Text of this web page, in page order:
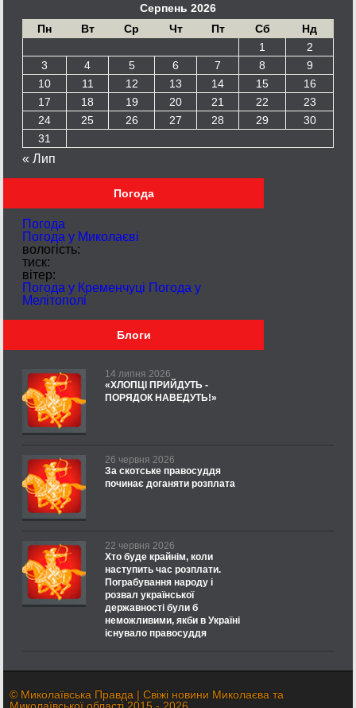
Серпень 2026
Пн
Вт Ср Чт Пт Сб
Нд
1
2
3
4 5 6 7 8
9
10
11 12 13 14 15
16
17
18 19 20 21 22
23
24
25 26 27 28 29
30
31
« Лип
Погода
Погода
Погода у Миколаєві
вологість:
тиск:
вітер:
Погода у Кременчуці Погода у
Мелітополі
Блоги
14 липня 2026
«ХЛОПЦІ ПРИЙДУТЬ -
ПОРЯДОК НАВЕДУТЬ!»
26 червня 2026
За скотське правосуддя
починає доганяти розплата
22 червня 2026
Хто буде крайнім, коли
наступить час розплати.
Пограбування народу і
розвал української
державності були б
неможливими, якби в Україні
існувало правосуддя
© Миколаївська Правда | Свіжі новини Миколаєва та